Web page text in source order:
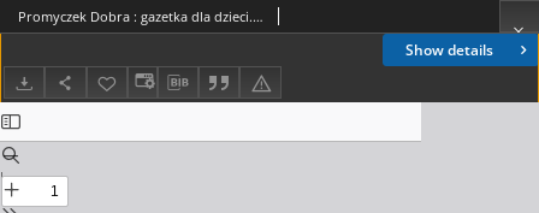
Show details
Promyczek Dobra : gazetka dla dzieci. 1994, nr 03(26)